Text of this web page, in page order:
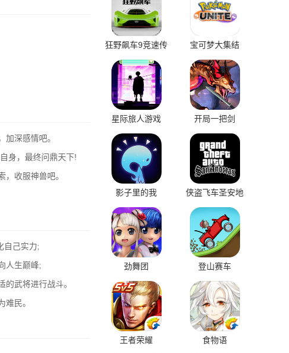
深感情吧。
身，最终问鼎天下!
收服神兽吧。
自己实力;
人生巅峰;
武将进行战斗。
民。
狂野飙车9竞速传
宝可梦大集结
星际旅人游戏 开局一把剑
影子里的我
侠盗飞车圣安地
劲舞团 登山赛车
王者荣耀 食物语